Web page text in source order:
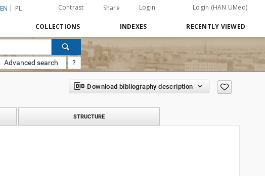
EN PL Contrast Share Login Login (HAN UMed)
COLLECTIONS INDEXES RECENTLY VIEWED
Advanced search ?
Download bibliography description
STRUCTURE